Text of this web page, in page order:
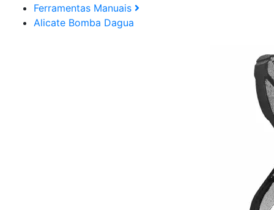
Ferramentas Manuais
Alicate Bomba Dagua